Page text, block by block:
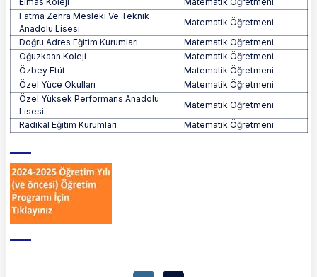
Fatma Zehra Mesleki Ve Teknik
Anadolu Lisesi
Matematik Öğretmeni
Doğru Adres Eğitim Kurumları
Matematik Öğretmeni
Oğuzkaan Koleji
Matematik Öğretmeni
Özbey Etüt
Matematik Öğretmeni
Özel Yüce Okulları
Matematik Öğretmeni
Özel Yüksek Performans Anadolu
Lisesi
Matematik Öğretmeni
Radikal Eğitim Kurumları
Matematik Öğretmeni